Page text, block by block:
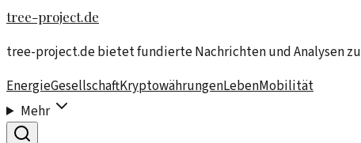
tree-project.de
tree-project.de bietet fundierte Nachrichten und Analysen
EnergieGesellschaftKryptowährungenLebenMobilität
Mehr